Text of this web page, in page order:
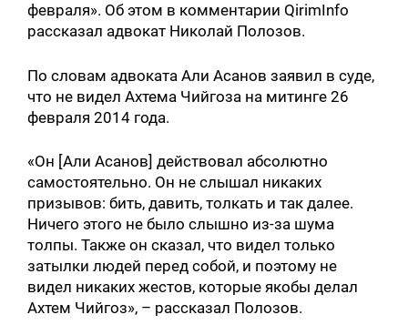
февраля». Об этом в комментарии QirimInfo
рассказал адвокат Николай Полозов.
По словам адвоката Али Асанов заявил в суде,
что не видел Ахтема Чийгоза на митинге 26
февраля 2014 года.
«Он [Али Асанов] действовал абсолютно
самостоятельно. Он не слышал никаких
призывов: бить, давить, толкать и так далее.
Ничего этого не было слышно из-за шума
толпы. Также он сказал, что видел только
затылки людей перед собой, и поэтому не
видел никаких жестов, которые якобы делал
Ахтем Чийгоз», – рассказал Полозов.